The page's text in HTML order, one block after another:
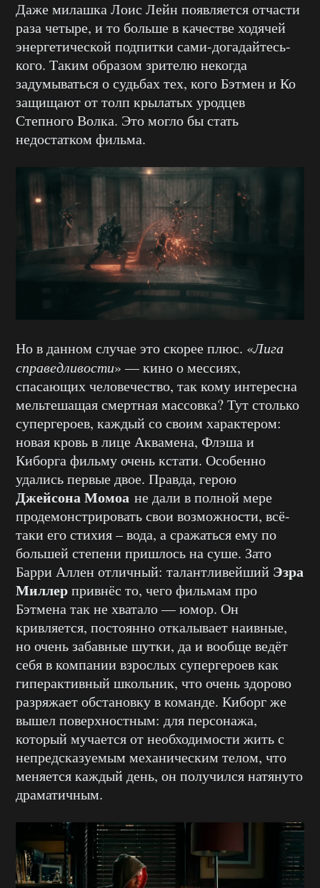
Даже милашка Лоис Лейн появляется отчасти
раза четыре, и то больше в качестве ходячей
энергетической подпитки сами-догадайтесь-
кого. Таким образом зрителю некогда
задумываться о судьбах тех, кого Бэтмен и Ко
защищают от толп крылатых уродцев
Степного Волка. Это могло бы стать
недостатком фильма.
Но в данном случае это скорее плюс. «Лига
справедливости» — кино о мессиях,
спасающих человечество, так кому интересна
мельтешащая смертная массовка? Тут столько
супергероев, каждый со своим характером:
новая кровь в лице Аквамена, Флэша и
Киборга фильму очень кстати. Особенно
удались первые двое. Правда, герою
Джейсона Момоа не дали в полной мере
продемонстрировать свои возможности, всё-
таки его стихия – вода, а сражаться ему по
большей степени пришлось на суше. Зато
Барри Аллен отличный: талантливейший Эзра
Миллерпривнёс то, чего фильмам про
Бэтмена так не хватало — юмор. Он
кривляется, постоянно откалывает наивные,
но очень забавные шутки, да и вообще ведёт
себя в компании взрослых супергероев как
гиперактивный школьник, что очень здорово
разряжает обстановку в команде. Киборг же
вышел поверхностным: для персонажа,
который мучается от необходимости жить с
непредсказуемым механическим телом, что
меняется каждый день, он получился натянуто
драматичным.